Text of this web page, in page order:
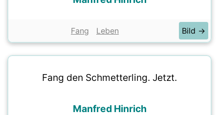
Fang Leben Bild →
Fang den Schmetterling. Jetzt.
Manfred Hinrich